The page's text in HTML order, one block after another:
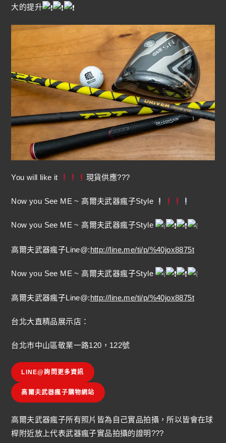
大的提升
You will like it 現貨供應???
Now you See ME ~ 高爾夫武器瘋子Style
Now you See ME ~ 高爾夫武器瘋子Style
高爾夫武器瘋子Line@:http://line.me/ti/p/%40jox8875t
Now you See ME ~ 高爾夫武器瘋子Style
高爾夫武器瘋子Line@: http://line.me/ti/p/%40jox8875t
台北大直精品展示店：
台北市中山區敬業一路120，122號
LINE@詢問更多資訊
高爾夫武器瘋子購物網站
高爾夫武器瘋子所有照片皆為自己實品拍攝，所以皆會在球
桿附近放上代表武器瘋子實品拍攝的證明???